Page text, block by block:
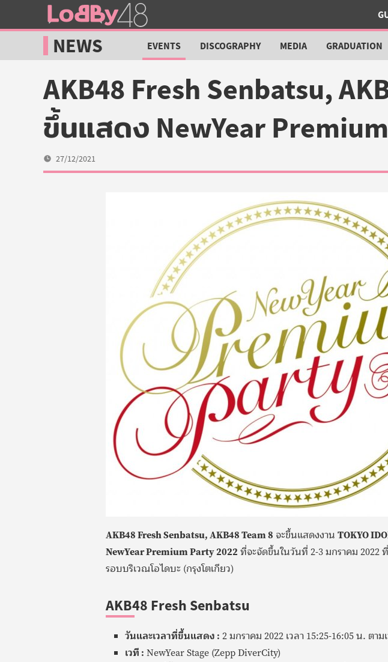
Lobby48
LogoNEWS DISCOGRAPHY
EVENTS MEDIA GRADUATION
AKB48 Fresh Senbatsu,
ขึ้นแสดง NewYear
27/12/2021
AKB48 Fresh Senbatsu, AKB48 Team 8 จะขึ้นแสดงงาน TOKYO
NewYear Premium Party 2022 ที่จะจัดขึ้นในวันที่ 2-3 มกราคม 2022 ที่
รอบบริเวณโอไดบะ (กรุงโตเกียว)
AKB48 Fresh Senbatsu
วันและเวลาที่ขึ้นแสดง : 2 มกราคม 2022 เวลา 15:25-16:05 น. ตาม
เวที : NewYear Stage (Zepp DiverCity)